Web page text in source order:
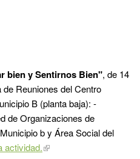
bien y Sentirnos Bien", de 14
Reuniones del Centro
B (planta baja): -
de Organizaciones de
b y Área Social del
actividad.